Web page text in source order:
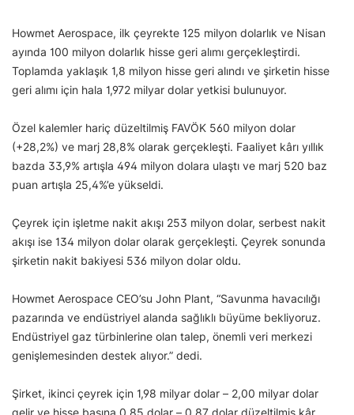
Howmet Aerospace, ilk çeyrekte 125 milyon dolarlık ve Nisan
ayında 100 milyon dolarlık hisse geri alımı gerçekleştirdi.
Toplamda yaklaşık 1,8 milyon hisse geri alındı ve şirketin hisse
geri alımı için hala 1,972 milyar dolar yetkisi bulunuyor.
Özel kalemler hariç düzeltilmiş FAVÖK 560 milyon dolar
(+28,2%) ve marj 28,8% olarak gerçekleşti. Faaliyet kârı yıllık
bazda 33,9% artışla 494 milyon dolara ulaştı ve marj 520 baz
puan artışla 25,4%’e yükseldi.
Çeyrek için işletme nakit akışı 253 milyon dolar, serbest nakit
akışı ise 134 milyon dolar olarak gerçekleşti. Çeyrek sonunda
şirketin nakit bakiyesi 536 milyon dolar oldu.
Howmet Aerospace CEO’su John Plant, “Savunma havacılığı
pazarında ve endüstriyel alanda sağlıklı büyüme bekliyoruz.
Endüstriyel gaz türbinlerine olan talep, önemli veri merkezi
genişlemesinden destek alıyor.” dedi.
Şirket, ikinci çeyrek için 1,98 milyar dolar – 2,00 milyar dolar
gelir ve hisse başına 0,85 dolar – 0,87 dolar düzeltilmiş kâr